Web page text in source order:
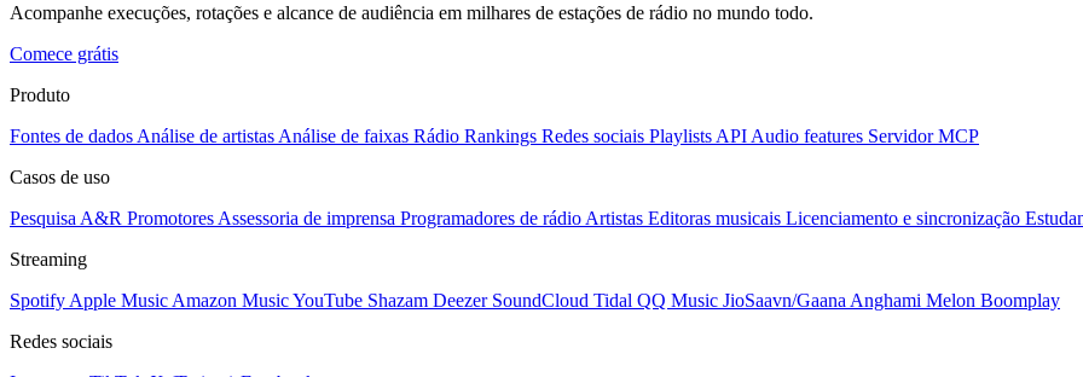
Acompanhe execuções, rotações e alcance de audiência em milhares de estações de rádio no mundo todo.
Comece grátis
Produto
Fontes de dados Análise de artistas Análise de faixas Rádio Rankings Redes sociais Playlists API Audio features Servidor MCP
Casos de uso
Pesquisa A&R Promotores Assessoria de imprensa Programadores de rádio Artistas Editoras musicais Licenciamento e sincronização
Streaming
Spotify Apple Music Amazon MusicYouTube Shazam Deezer SoundCloud Tidal QQ Music JioSaavn/Gaana Anghami Melon Boomplay
Redes sociais